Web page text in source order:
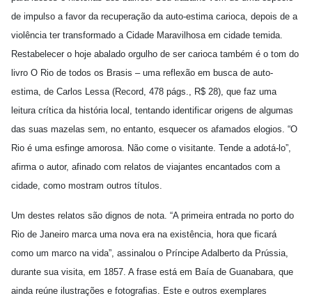
de impulso a favor da recuperação da auto-estima carioca, depois de a
violência ter transformado a Cidade Maravilhosa em cidade temida.
Restabelecer o hoje abalado orgulho de ser carioca também é o tom do
livro O Rio de todos os Brasis – uma reflexão em busca de auto-
estima, de Carlos Lessa (Record, 478 págs., R$ 28), que faz uma
leitura crítica da história local, tentando identificar origens de algumas
das suas mazelas sem, no entanto, esquecer os afamados elogios. “O
Rio é uma esfinge amorosa. Não come o visitante. Tende a adotá-lo”,
afirma o autor, afinado com relatos de viajantes encantados com a
cidade, como mostram outros títulos.
Um destes relatos são dignos de nota. “A primeira entrada no porto do
Rio de Janeiro marca uma nova era na existência, hora que ficará
como um marco na vida”, assinalou o Príncipe Adalberto da Prússia,
durante sua visita, em 1857. A frase está em Baía de Guanabara, que
ainda reúne ilustrações e fotografias. Este e outros exemplares